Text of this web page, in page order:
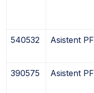
540532 Asistent PF
390575 Asistent PF